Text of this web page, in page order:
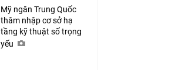
Mỹ ngăn Trung Quốc
thâm nhập cơ sở hạ
tầng kỹ thuật số trọng
yếu